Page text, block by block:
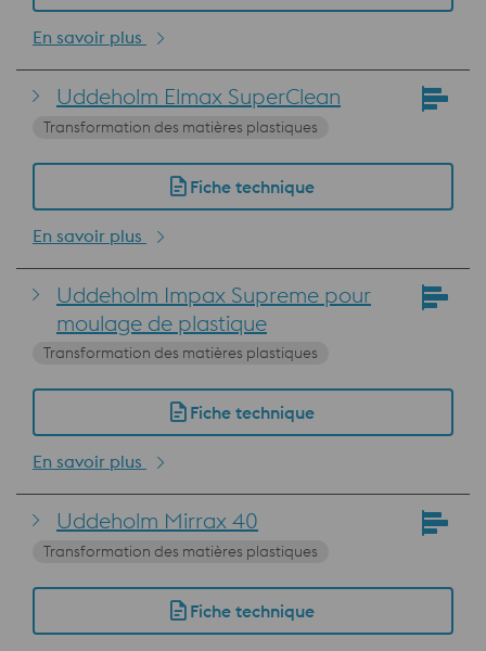
En savoir plus
Uddeholm Elmax SuperClean
Transformation des matières plastiques
Fiche technique
En savoir plus
Uddeholm Impax Supreme pour
moulage de plastique
Transformation des matières plastiques
Fiche technique
En savoir plus
Uddeholm Mirrax 40
Transformation des matières plastiques
Fiche technique